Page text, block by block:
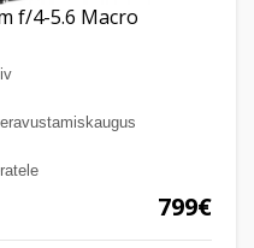
f/4-5.6 Macro
799€